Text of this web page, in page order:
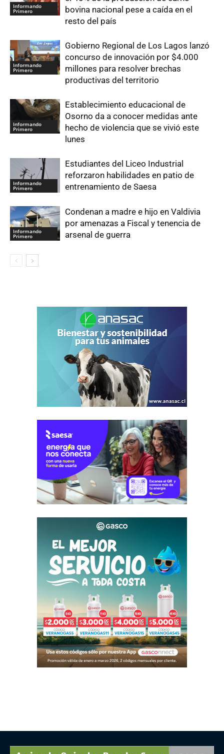
Informando
Primero
bovina nacional pese a caída en el
resto del país
Informando
Primero
Gobierno Regional de Los Lagos lanzó
concurso de innovación por $4.000
millones para resolver brechas
productivas del territorio
Informando
Primero
Establecimiento educacional de
Osorno da a conocer medidas ante
hecho de violencia que se vivió este
lunes
Informando
Primero
Estudiantes del Liceo Industrial
reforzaron habilidades en patio de
entrenamiento de Saesa
Informando
Primero
Condenan a madre e hijo en Valdivia
por amenazas a Fiscal y tenencia de
arsenal de guerra